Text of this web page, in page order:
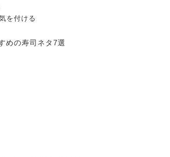
を付ける
めの寿司ネタ7選